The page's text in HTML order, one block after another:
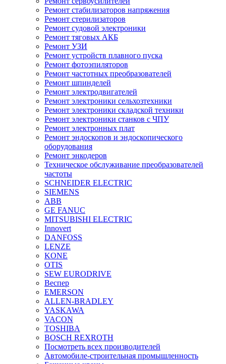
Ремонт стабилизаторов напряжения
Ремонт стерилизаторов
Ремонт судовой электроники
Ремонт тяговых АКБ
Ремонт УЗИ
Ремонт устройств плавного пуска
Ремонт фотоэпиляторов
Ремонт частотных преобразователей
Ремонт шпинделей
Ремонт электродвигателей
Ремонт электроники сельхозтехники
Ремонт электроники складской техники
Ремонт электроники станков с ЧПУ
Ремонт электронных плат
Ремонт эндоскопов и эндоскопического
оборудования
Ремонт энкодеров
Техническое обслуживание преобразователей
частоты
SCHNEIDER ELECTRIC
SIEMENS
ABB
GE FANUC
MITSUBISHI ELECTRIC
Innovert
DANFOSS
LENZE
KONE
OTIS
SEW EURODRIVE
Веспер
EMERSON
ALLEN-BRADLEY
YASKAWA
VACON
TOSHIBA
BOSCH REXROTH
Посмотреть всех производителей
Автомобиле-строительная промышленность